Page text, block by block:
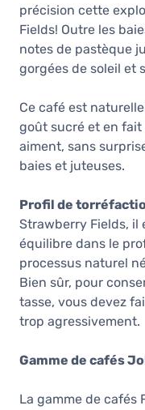
précision cette
Fields! Outre les
notes de pastèque
gorgées de soleil et
Ce café est
goût sucré et en
aiment, sans
baies et juteuses.
Profil de
Strawberry Fields,
équilibre dans le
processus naturel
Bien sûr, pour
tasse, vous devez
trop agressivement.
Gamme de cafés
La gamme de cafés